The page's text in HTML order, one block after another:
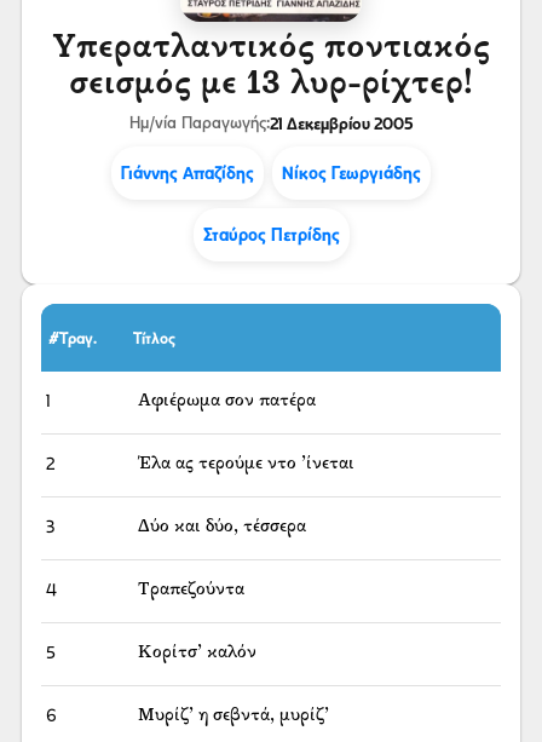
Υπερατλαντικός ποντιακός
σεισμός με 13 λυρ-ρίχτερ!
Ημ/νία Παραγωγής:21 Δεκεμβρίου 2005
Γιάννης Απαζίδης Νίκος Γεωργιάδης
Σταύρος Πετρίδης
#Τραγ. Τίτλος
1 Αφιέρωμα σον πατέρα
2 Έλα ας τερούμε ντο ’ίνεται
3 Δύο και δύο, τέσσερα
4 Τραπεζούντα
5 Κορίτσ’ καλόν
6 Μυρίζ’ η σεβντά, μυρίζ’